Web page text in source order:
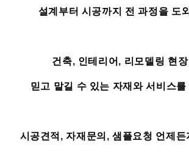
설계부터 시공까지 전 과정을 도
건축, 인테리어, 리모델링 현
믿고 맡길 수 있는 자재와 서비스
시공견적, 자재문의, 샘플요청 언제